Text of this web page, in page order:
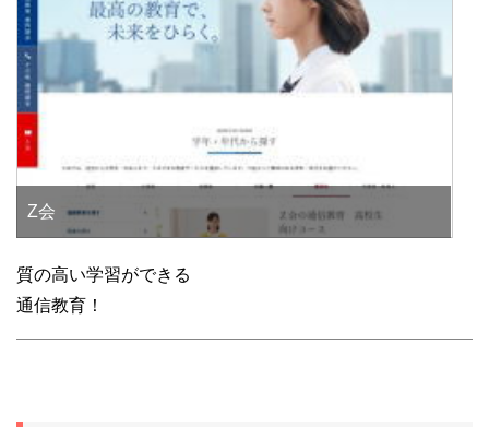
Z会
質の高い学習ができる
通信教育！